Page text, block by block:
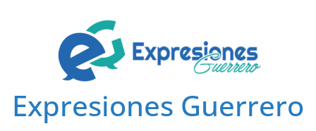
Expresiones Guerrero